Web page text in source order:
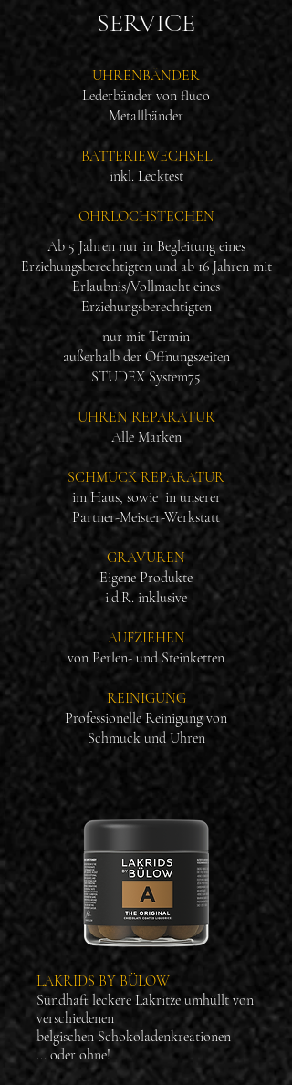
SERVICE
UHRENBÄNDER
Lederbänder von fluco
Metallbänder
BATTERIEWECHSEL
inkl. Lecktest
OHRLOCHSTECHEN
Ab 5 Jahren nur in Begleitung eines
Erziehungsberechtigten und ab 16 Jahren mit
Erlaubnis/Vollmacht eines
Erziehungsberechtigten
nur mit Termin
außerhalb der Öffnungszeiten
STUDEX System75
UHREN REPARATUR
Alle Marken
SCHMUCK REPARATUR
im Haus, sowie in unserer
Partner-Meister-Werkstatt
GRAVUREN
Eigene Produkte
i.d.R. inklusive
AUFZIEHEN
von Perlen- und Steinketten
REINIGUNG
Professionelle Reinigung von
Schmuck und Uhren
LAKRIDS BY BÜLOW
Sündhaft leckere Lakritze umhüllt von
verschiedenen
belgischen Schokoladenkreationen
... oder ohne!